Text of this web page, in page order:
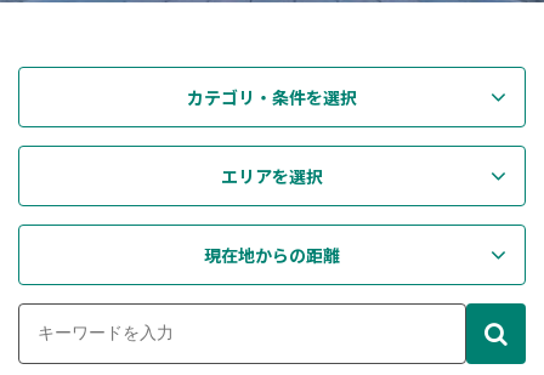
カテゴリ・条件を選択
エリアを選択
現在地からの距離